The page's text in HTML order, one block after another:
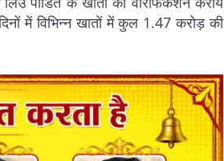
में विभिन्न खातों में कुल 1.47 करोड़ की